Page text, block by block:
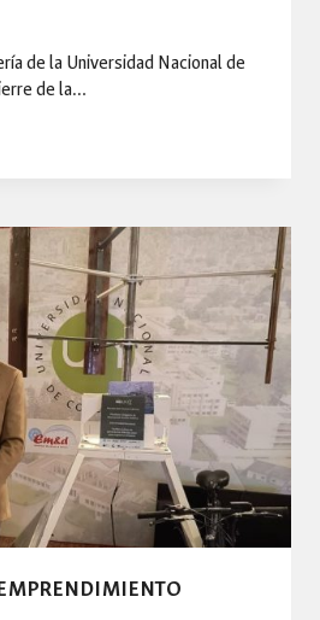
de la Universidad Nacional de
de la…